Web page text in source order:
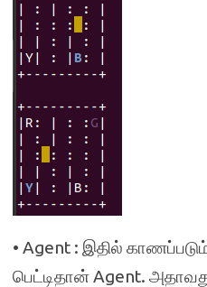
• Agent : இதில்
பெட்டிதான் Agent.